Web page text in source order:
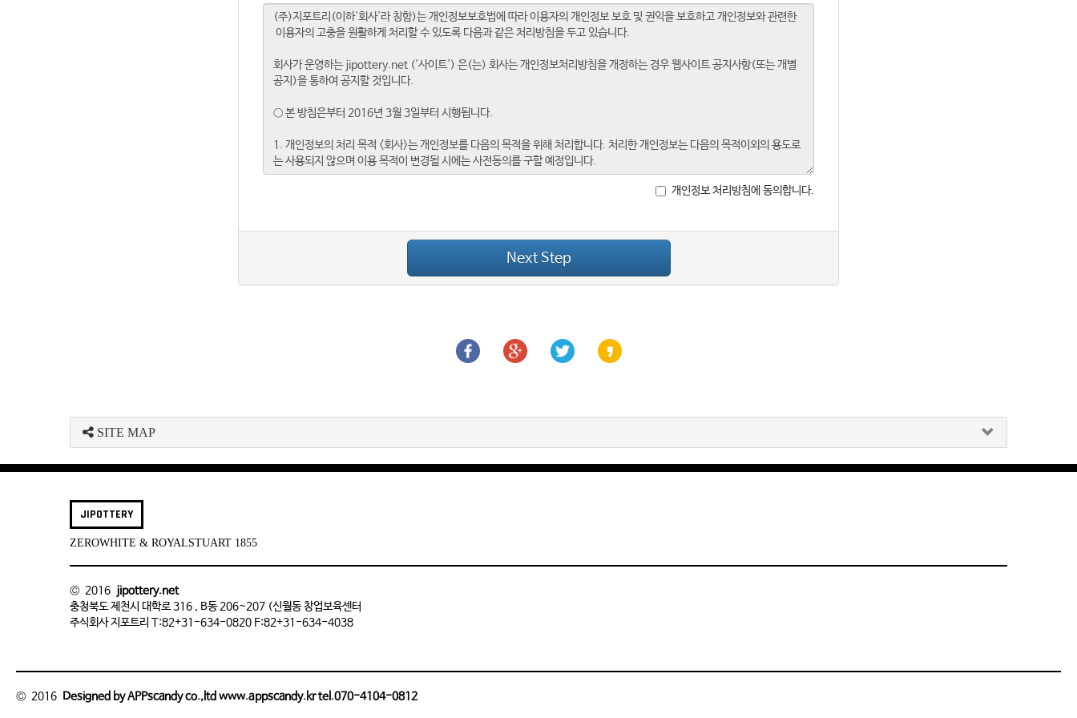
개인정보 처리방침에 동의합니다.
Next Step
SITE MAP
JIPOTTERY
ZEROWHITE & ROYALSTUART 1855
© 2016 jipottery.net
충청북도 제천시 대학로 316 , B동 206~207 (신월동 창업보육센터
주식회사 지포트리 T:82+31-634-0820 F:82+31-634-4038
© 2016 Designed by APPscandy co.,ltd www.appscandy.kr tel.070-4104-0812